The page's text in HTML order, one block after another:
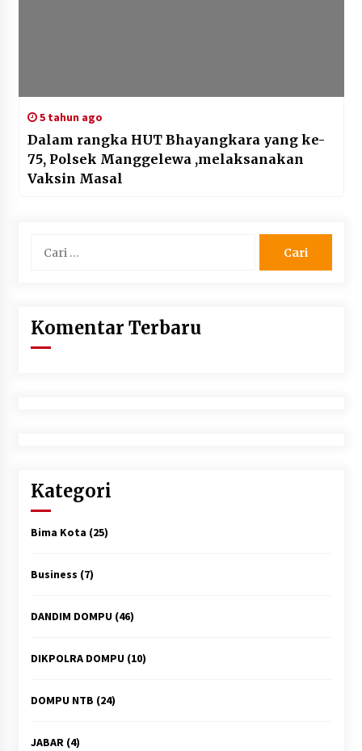
5 tahun ago
Dalam rangka HUT Bhayangkara yang ke-
75, Polsek Manggelewa ,melaksanakan
Vaksin Masal
untuk:
Komentar Terbaru
Kategori
Bima Kota (25)
Business (7)
DANDIM DOMPU(46)
DIKPOLRA DOMPU(10)
DOMPU NTB (24)
JABAR(4)